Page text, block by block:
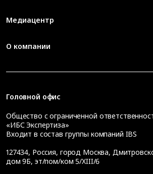
Медиацентр
О компании
Головной офис
Общество с ограниченной
«ИБС Экспертиза»
Входит в состав группы компаний IBS
127434, Россия, город Москва,
дом 9Б, эт/пом/ком 5/XIII/6